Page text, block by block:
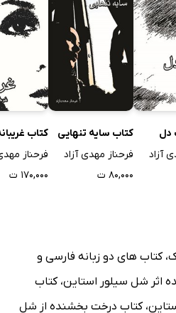
دل
آزاد
کتاب سایه تنهایی
فرحناز مهدی آزاد
۸۰,۰۰۰ ت
کتاب
فرحناز
۱۷۰,۰۰۰ ت
،کتاب های دو زبانه فارسی و
اثر شل سیلور استاین،کتاب
،کتاب درخت بخشنده از شل